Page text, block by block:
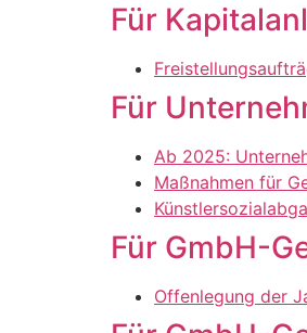
Für
Für
Ab 2025:
Maßnahmen für
Für GmbH-
Offenlegung der